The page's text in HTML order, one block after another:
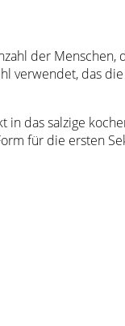
der
verwendet, das
das salzige
für die ersten